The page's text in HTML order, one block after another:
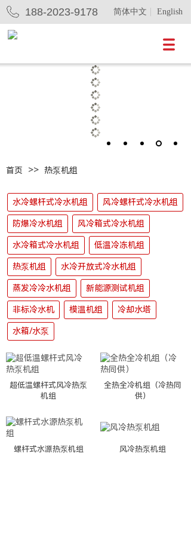
首页 >> 热泵机组
水冷螺杆式冷水机组 风冷螺杆式冷水机组
防爆冷水机组 风冷箱式冷水机组
水冷箱式冷水机组 低温冷冻机组
热泵机组 水冷开放式冷水机组
蒸发冷冷水机组 新能源测试机组
非标冷水机 模温机组 冷却水塔
水箱/水泵
超低温螺杆式风冷热泵
机组
全热全冷机组（冷热同
供）
螺杆式水源热泵机组 风冷热泵机组
188-2023-9178 简体中文 English